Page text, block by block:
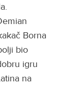
Borna
bio
igru
na